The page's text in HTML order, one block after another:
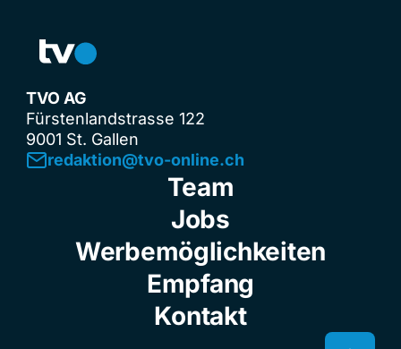
TVO AG
Fürstenlandstrasse 122
9001 St. Gallen
redaktion@tvo-online.ch
Team
Jobs
Werbemöglichkeiten
Empfang
Kontakt